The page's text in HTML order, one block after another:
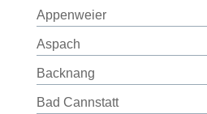
Appenweier
Aspach
Backnang
Bad Cannstatt